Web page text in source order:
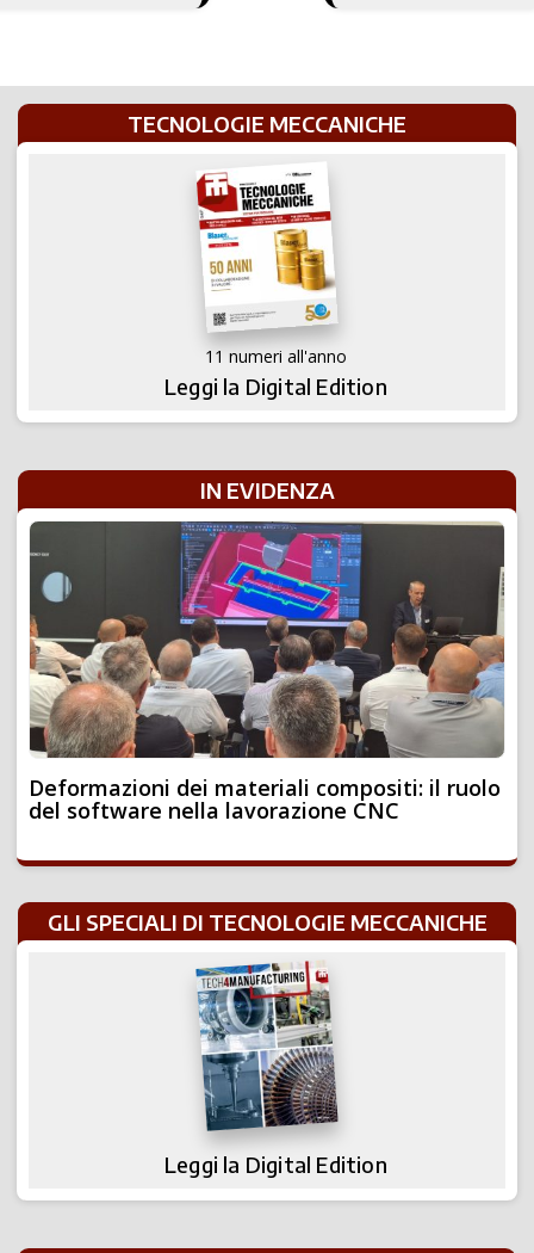
TECNOLOGIE MECCANICHE
11 numeri all'anno
Leggi la Digital Edition
IN EVIDENZA
Deformazioni dei materiali compositi: il ruolo
del software nella lavorazione CNC
GLI SPECIALI DI TECNOLOGIE MECCANICHE
Leggi la Digital Edition